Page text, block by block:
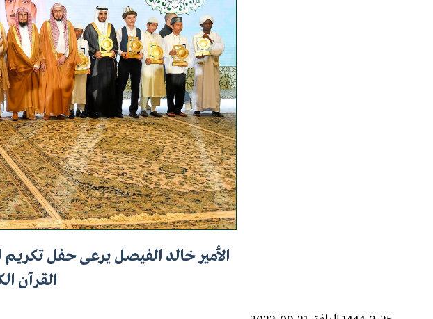
الأمير خالد الفيصل يرعى حفل تكريم
القرآن